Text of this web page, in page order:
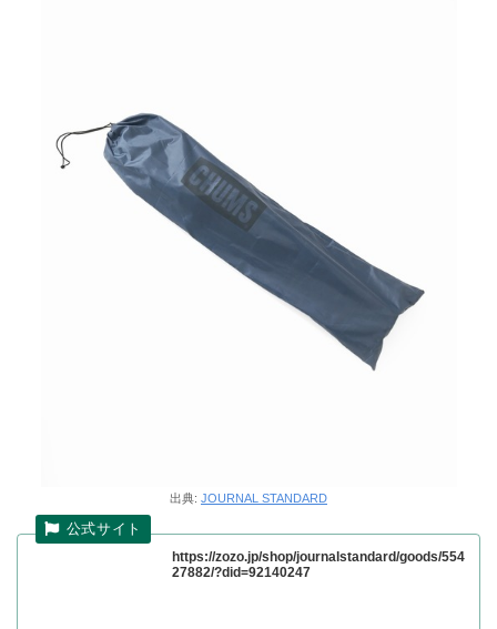
出典: JOURNAL STANDARD
https://zozo.jp/shop/journalstandard/goods/554
27882/?did=92140247